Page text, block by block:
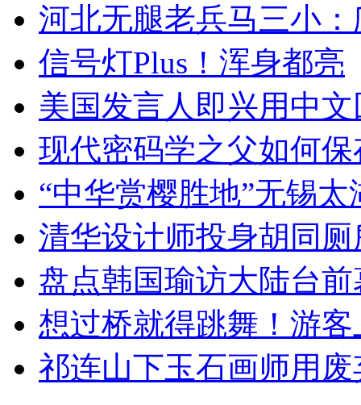
河北无腿老兵马三小
信号灯Plus！浑身都亮
美国发言人即兴用中
现代密码学之父如何
“中华赏樱胜地”无锡
清华设计师投身胡同
盘点韩国瑜访大陆台
想过桥就得跳舞！游客
祁连山下玉石画师用